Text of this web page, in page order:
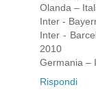
Olanda –
Inter -
Inter -
2010
Germania –
Rispondi